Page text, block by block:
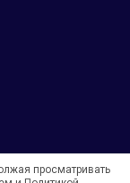
просматривать